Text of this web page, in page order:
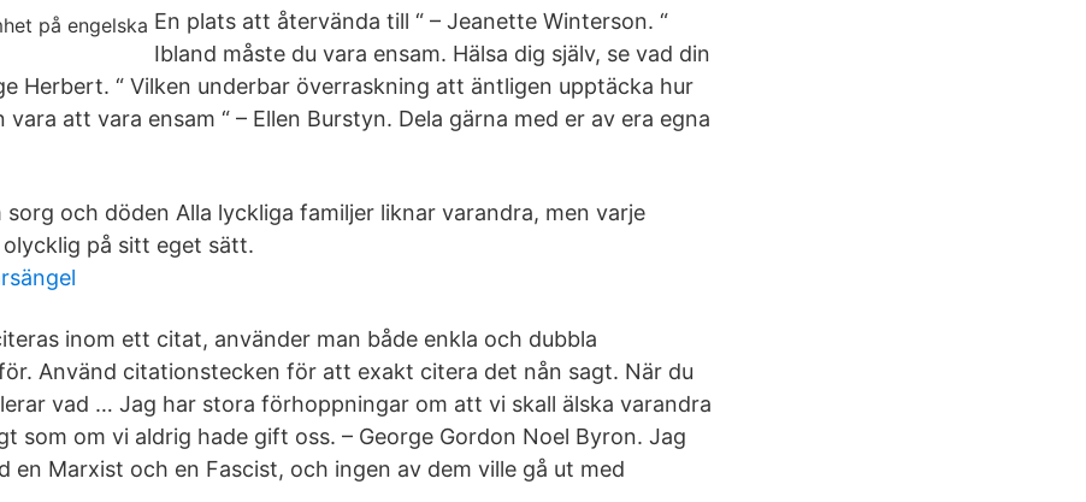
En plats att återvända till “ – Jeanette Winterson. “
Ibland måste du vara ensam. Hälsa dig själv, se vad din
Herbert. “ Vilken underbar överraskning att äntligen upptäcka hur
att vara ensam “ – Ellen Burstyn. Dela gärna med er av era egna
sorg och döden Alla lyckliga familjer liknar varandra, men varje
på sitt eget sätt.
inom ett citat, använder man både enkla och dubbla
Använd citationstecken för att exakt citera det nån sagt. När du
vad … Jag har stora förhoppningar om att vi skall älska varandra
som om vi aldrig hade gift oss. – George Gordon Noel Byron. Jag
en Marxist och en Fascist, och ingen av dem ville gå ut med